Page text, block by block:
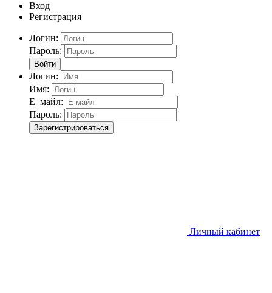
Вход
Регистрация
Логин:
Пароль:
Войти
Логин:
Имя:
Е_майл:
Пароль:
Зарегистрироваться
Личный кабинет